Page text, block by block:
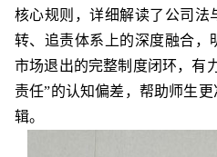
核心规则，详细解读了公司法
转、追责体系上的深度融合，
市场退出的完整制度闭环，有
责任”的认知偏差，帮助师生
辑。